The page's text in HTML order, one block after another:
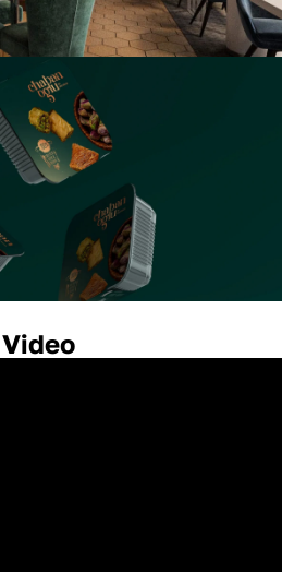
Video